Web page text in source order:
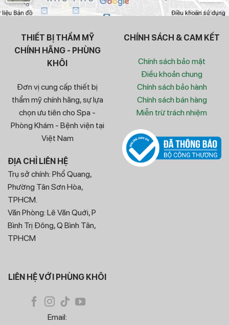
THIẾT BỊ THẨM MỸ
CHÍNH HÃNG - PHÙNG
KHÔI
Đơn vị cung cấp thiết bị
thẩm mỹ chính hãng, sự lựa
chọn ưu tiên cho Spa -
Phòng Khám - Bệnh viện tại
Việt Nam
ĐỊA CHỈ LIÊN HỆ
Trụ sở chính: Phổ Quang,
Phường Tân Sơn Hòa,
TPHCM.
Văn Phòng: Lê Văn Quới, P
Bình Trị Đông, Q Bình Tân,
TPHCM
CHÍNH SÁCH & CAM KẾT
Chính sách bảo mật
Điều khoản chung
Chính sách bảo hành
Chính sách bán hàng
Miễn trừ trách nhiệm
LIÊN HỆ VỚI PHÙNG KHÔI
Email: